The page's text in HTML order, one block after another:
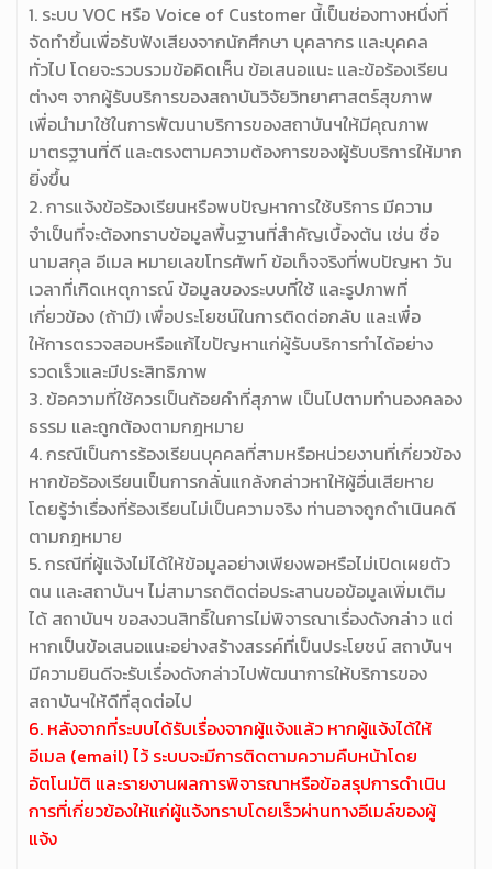
1. ระบบ VOC หรือ Voice of Customer นี้เป็นช่องทางหนึ่งที่
จัดทำขึ้นเพื่อรับฟังเสียงจากนักศึกษา บุคลากร และบุคคล
ทั่วไป โดยจะรวบรวมข้อคิดเห็น ข้อเสนอแนะ และข้อร้องเรียน
ต่างๆ จากผู้รับบริการของสถาบันวิจัยวิทยาศาสตร์สุขภาพ
เพื่อนำมาใช้ในการพัฒนาบริการของสถาบันฯให้มีคุณภาพ
มาตรฐานที่ดี และตรงตามความต้องการของผู้รับบริการให้มาก
ยิ่งขึ้น
2. การแจ้งข้อร้องเรียนหรือพบปัญหาการใช้บริการ มีความ
จำเป็นที่จะต้องทราบข้อมูลพื้นฐานที่สำคัญเบื้องต้น เช่น ชื่อ
นามสกุล อีเมล หมายเลขโทรศัพท์ ข้อเท็จจริงที่พบปัญหา วัน
เวลาที่เกิดเหตุการณ์ ข้อมูลของระบบที่ใช้ และรูปภาพที่
เกี่ยวข้อง (ถ้ามี) เพื่อประโยชน์ในการติดต่อกลับ และเพื่อ
ให้การตรวจสอบหรือแก้ไขปัญหาแก่ผู้รับบริการทำได้อย่าง
รวดเร็วและมีประสิทธิภาพ
3. ข้อความที่ใช้ควรเป็นถ้อยคำที่สุภาพ เป็นไปตามทำนองคลอง
ธรรม และถูกต้องตามกฎหมาย
4. กรณีเป็นการร้องเรียนบุคคลที่สามหรือหน่วยงานที่เกี่ยวข้อง
หากข้อร้องเรียนเป็นการกลั่นแกล้งกล่าวหาให้ผู้อื่นเสียหาย
โดยรู้ว่าเรื่องที่ร้องเรียนไม่เป็นความจริง ท่านอาจถูกดำเนินคดี
ตามกฎหมาย
5. กรณีที่ผู้แจ้งไม่ได้ให้ข้อมูลอย่างเพียงพอหรือไม่เปิดเผยตัว
ตน และสถาบันฯ ไม่สามารถติดต่อประสานขอข้อมูลเพิ่มเติม
ได้ สถาบันฯ ขอสงวนสิทธิ์ในการไม่พิจารณาเรื่องดังกล่าว แต่
หากเป็นข้อเสนอแนะอย่างสร้างสรรค์ที่เป็นประโยชน์ สถาบันฯ
มีความยินดีจะรับเรื่องดังกล่าวไปพัฒนาการให้บริการของ
สถาบันฯให้ดีที่สุดต่อไป
6. หลังจากที่ระบบได้รับเรื่องจากผู้แจ้งแล้ว หากผู้แจ้งได้ให้
อีเมล (email) ไว้ ระบบจะมีการติดตามความคืบหน้าโดย
อัตโนมัติ และรายงานผลการพิจารณาหรือข้อสรุปการดำเนิน
การที่เกี่ยวข้องให้แก่ผู้แจ้งทราบโดยเร็วผ่านทางอีเมล์ของผู้
แจ้ง